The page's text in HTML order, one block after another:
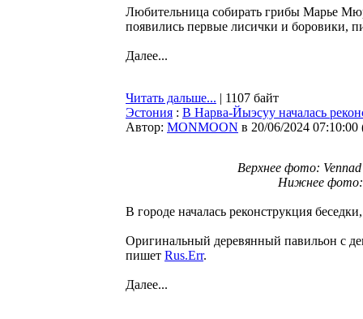
Любительница собирать грибы Марье
появились первые лисички и боровики,
Далее...
Читать дальше... | 1107 байт
Эстония : В Нарва-Йыэсуу началась
Автор: MONMOON в 20/06/2024 07:10:00
Верхнее фото:
Нижнее фото:
В городе началась реконструкция
Оригинальный деревянный павильон с
пишет Rus.Err.
Далее...